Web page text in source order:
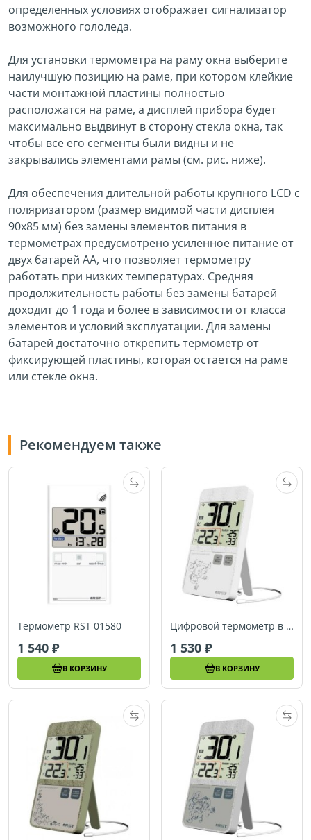
определенных условиях отображает сигнализатор
возможного гололеда.
Для установки термометра на раму окна выберите
наилучшую позицию на раме, при котором клейкие
части монтажной пластины полностью
расположатся на раме, а дисплей прибора будет
максимально выдвинут в сторону стекла окна, так
чтобы все его сегменты были видны и не
закрывались элементами рамы (см. рис. ниже).
Для обеспечения длительной работы крупного LCD c
поляризатором (размер видимой части дисплея
90х85 мм) без замены элементов питания в
термометрах предусмотрено усиленное питание от
двух батарей AA, что позволяет термометру
работать при низких температурах. Средняя
продолжительность работы без замены батарей
доходит до 1 года и более в зависимости от класса
элементов и условий эксплуатации. Для замены
батарей достаточно открепить термометр от
фиксирующей пластины, которая остается на раме
или стекле окна.
Рекомендуем также
Термометр RST 01580
1 540
В КОРЗИНУ
Цифровой термометр в стиле iPhone RST 02151
1 530
В КОРЗИНУ